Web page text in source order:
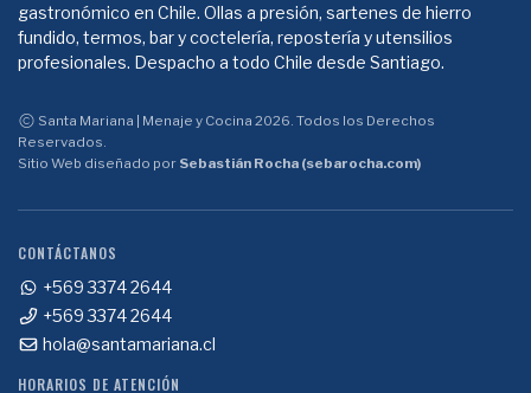
gastronómico en Chile. Ollas a presión, sartenes de hierro
fundido, termos, bar y coctelería, repostería y utensilios
profesionales. Despacho a todo Chile desde Santiago.
Santa Mariana | Menaje y Cocina 2026. Todos los Derechos
Reservados.
Sitio Web diseñado por Sebastián Rocha (sebarocha.com)
CONTÁCTANOS
+569 3374 2644
+569 3374 2644
hola@santamariana.cl
HORARIOS DE ATENCIÓN